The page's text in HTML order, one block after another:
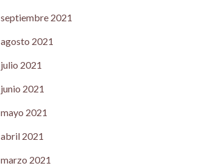
septiembre 2021
agosto 2021
julio 2021
junio 2021
mayo 2021
abril 2021
marzo 2021